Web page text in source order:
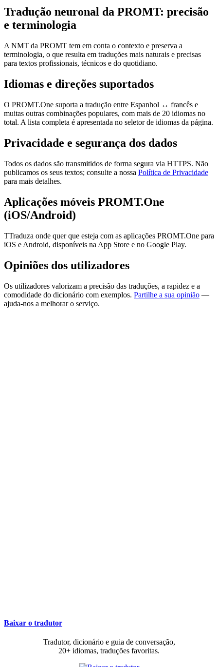
Tradução neuronal da PROMT: precisão
e terminologia
A NMT da PROMT tem em conta o contexto e preserva a
terminologia, o que resulta em traduções mais naturais e precisas
para textos profissionais, técnicos e do quotidiano.
Idiomas e direções suportados
O PROMT.One suporta a tradução entre Espanhol ↔ francês e
muitas outras combinações populares, com mais de 20 idiomas no
total. A lista completa é apresentada no seletor de idiomas da página.
Privacidade e segurança dos dados
Todos os dados são transmitidos de forma segura via HTTPS. Não
publicamos os seus textos; consulte a nossa Política de Privacidade
para mais detalhes.
Aplicações móveis PROMT.One
(iOS/Android)
TTraduza onde quer que esteja com as aplicações PROMT.One para
iOS e Android, disponíveis na App Store e no Google Play.
Opiniões dos utilizadores
Os utilizadores valorizam a precisão das traduções, a rapidez e a
comodidade do dicionário com exemplos. Partilhe a sua opinião —
ajuda-nos a melhorar o serviço.
Baixar o tradutor
Tradutor, dicionário e guia de conversação,
20+ idiomas, traduções favoritas.